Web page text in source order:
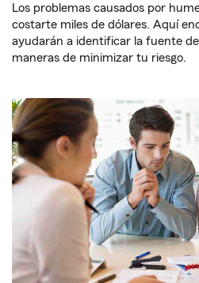
Los problemas causados por
costarte miles de dólares. Aquí
ayudarán a identificar la fuente
maneras de minimizar tu riesgo.